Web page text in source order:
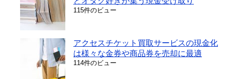
115件のビュー
アクセスチケット買取サービスの現金化
は様々な金券や商品券を売却に最適
114件のビュー